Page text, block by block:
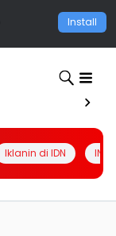
Install
Iklanin di IDN